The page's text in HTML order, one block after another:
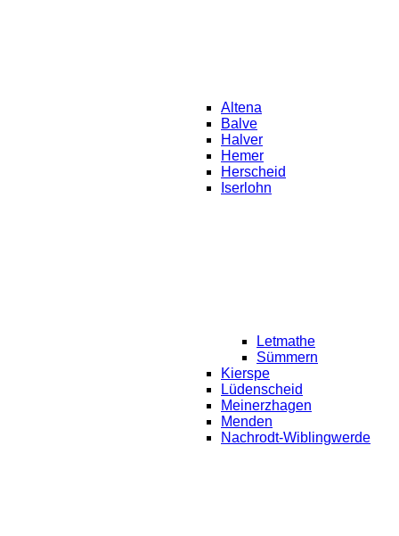
Altena
Balve
Halver
Hemer
Herscheid
Iserlohn
Letmathe
Sümmern
Kierspe
Lüdenscheid
Meinerzhagen
Menden
Nachrodt-Wiblingwerde